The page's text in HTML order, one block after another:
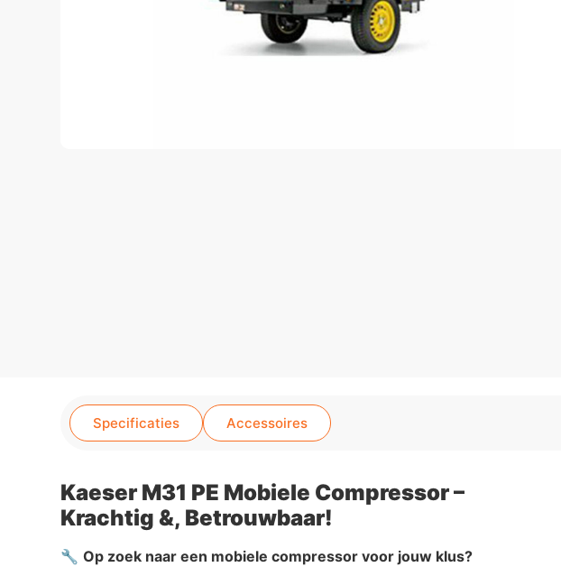
Specificaties Accessoires
Kaeser M31 PE Mobiele Compressor –
Krachtig &, Betrouwbaar!
🔧Op zoek naar een mobiele compressor voor jouw klus?